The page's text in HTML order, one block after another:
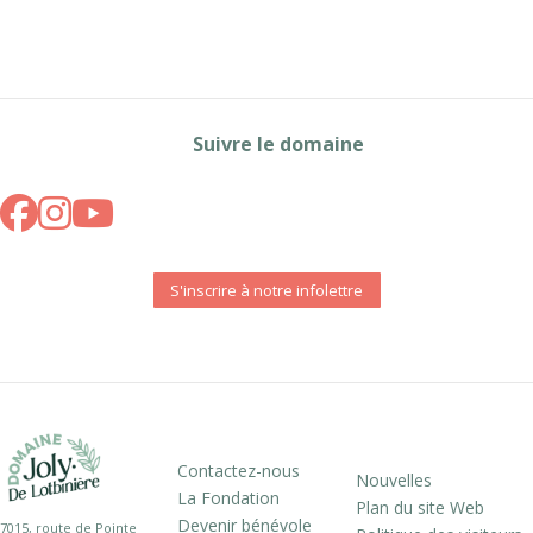
Suivre le domaine
S'inscrire à notre infolettre
7015, route de Pointe
Contactez-nous
La Fondation
Devenir bénévole
Nouvelles
Plan du site Web